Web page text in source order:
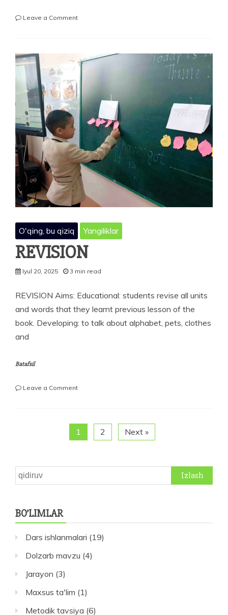
Leave a Commenton
O'qing, bu qiziq Yangiliklar
REVISION
Iyul 20, 2025 3 min read
REVISION Aims: Educational: students revise all units
and words that they learnt previous lesson of the
book. Developing: to talk about alphabet, pets, clothes
and
Batafsil
Leave a Commenton
1 2 Next »
Qidirshish:
BO’LIMLAR
Dars ishlanmalari (19)
Dolzarb mavzu (4)
Jarayon (3)
Maxsus ta'lim (1)
Metodik tavsiya (6)